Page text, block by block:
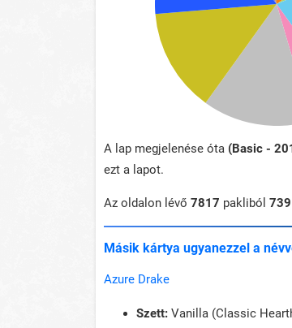
A lap megjelenése óta (Basic -
ezt a lapot.
Az oldalon lévő 7817 pakliból 739
Másik kártya ugyanezzel a
Azure Drake
Szett: Vanilla (Classic